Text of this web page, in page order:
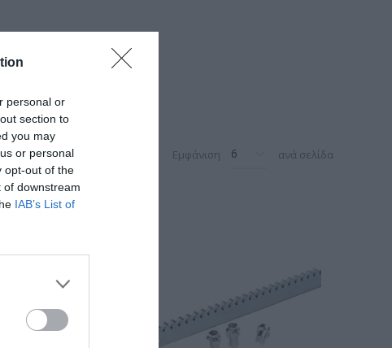
personal or
section to
you may
or personal
opt-out of the
of downstream
IAB’s List of
Εμφάνιση ανά σελίδα